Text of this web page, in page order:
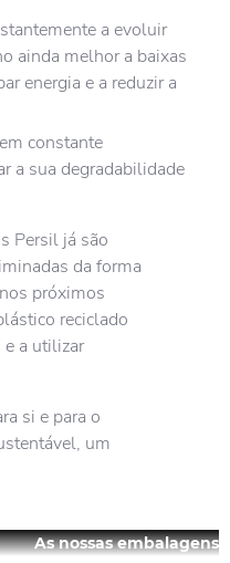
a evoluir
ainda melhor a baixas
energia e a reduzir a
constante
a sua degradabilidade
Persil já são
da forma
próximos
reciclado
e a utilizar
si e para o
um
As nossas embalagens